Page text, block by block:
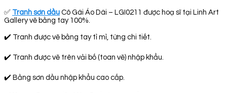
✅ Tranh sơn dầu Cô Gái Áo Dài – LGI0211 được hoạ sĩ tại Linh Art
Gallery vẽ bằng tay 100%.
✔️ Tranh được vẽ bằng tay tỉ mỉ, từng chi tiết.
✔️ Tranh được vẽ trên vải bố (toan vẽ) nhập khẩu.
✔️ Bằng sơn dầu nhập khẩu cao cấp.